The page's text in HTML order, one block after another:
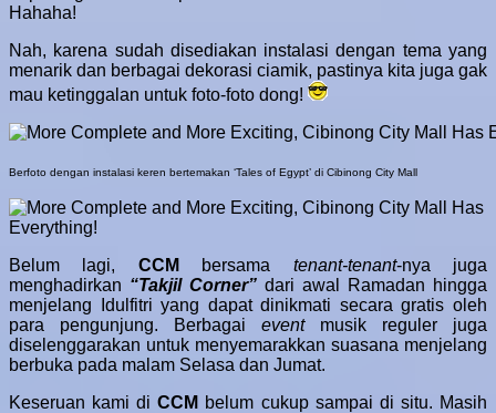
Hahaha!
Nah, karena sudah disediakan instalasi dengan tema yang
menarik dan berbagai dekorasi ciamik, pastinya kita juga gak
mau ketinggalan untuk foto-foto dong!
Berfoto dengan instalasi keren bertemakan ‘Tales of Egypt’ di Cibinong City Mall
Belum lagi, CCM bersama tenant-tenant-nya juga
menghadirkan “Takjil Corner” dari awal Ramadan hingga
menjelang Idulfitri yang dapat dinikmati secara gratis oleh
para pengunjung. Berbagai eventmusik reguler juga
diselenggarakan untuk menyemarakkan suasana menjelang
berbuka pada malam Selasa dan Jumat.
Keseruan kami diCCM belum cukup sampai di situ. Masih